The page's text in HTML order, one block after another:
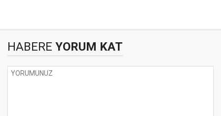
HABERE YORUM KAT